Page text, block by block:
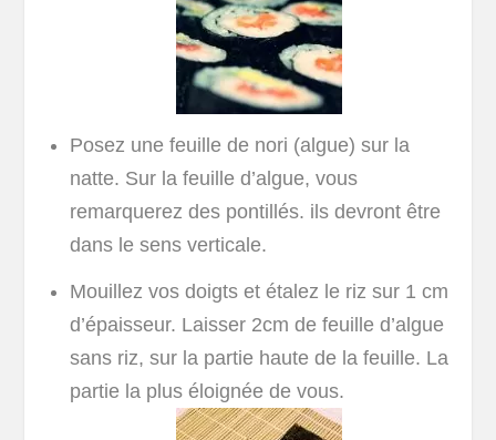
Posez une feuille de nori (algue) sur la
natte. Sur la feuille d’algue, vous
remarquerez des pontillés. ils devront être
dans le sens verticale.
Mouillez vos doigts et étalez le riz sur 1 cm
d’épaisseur. Laisser 2cm de feuille d’algue
sans riz, sur la partie haute de la feuille. La
partie la plus éloignée de vous.